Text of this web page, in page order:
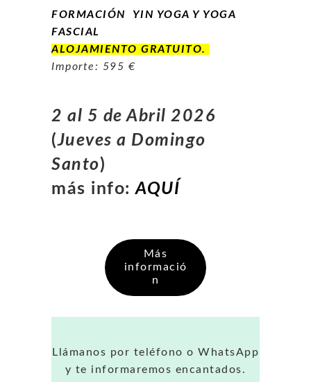
FORMACIÓN YIN YOGA Y YOGA
FASCIAL
ALOJAMIENTO GRATUITO.
Importe: 595 €
2 al 5 de Abril 2026
(Jueves a Domingo
Santo)
más info:AQUÍ
Más
informació
n
Llámanos por teléfono o WhatsApp
y te informaremos encantados.